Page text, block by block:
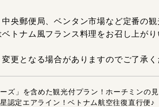
央郵便局、ベンタン市場など定番の観
トナム風フランス料理をお召し上がり
更となる場合がありますのでご了承く
ズ」を含めた観光付プラン！ホーチミンの
認定エアライン！ベトナム航空往復直行便♪